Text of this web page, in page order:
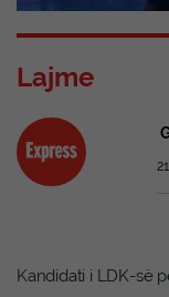
Lajme
Kandidati i LDK-së